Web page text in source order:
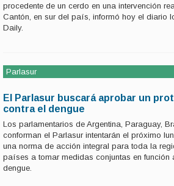
procedente de un cerdo en una intervención
Cantón, en sur del país, informó hoy el diario
Daily.
Parlasur
El Parlasur buscará aprobar un
contra el dengue
Los parlamentarios de Argentina, Paraguay,
conforman el Parlasur intentarán el próximo
una norma de acción integral para toda la
países a tomar medidas conjuntas en función
dengue.